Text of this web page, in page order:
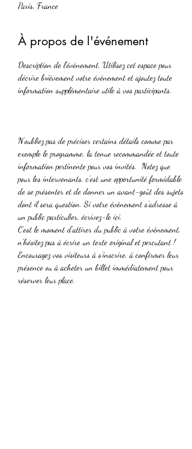
Paris, France
À propos de l'événement
Description de l'évènement. Utilisez cet espace pour
décrire brièvement votre évènement et ajoutez toute
information supplémentaire utile à vos participants.
N'oubliez pas de préciser certains détails comme par
exemple le programme, la tenue recommandée et toute
information pertinente pour vos invités.  Notez que
pour les intervenants, c'est une opportunité formidable
de se présenter et de donner un avant-goût des sujets
dont il sera question. Si votre évènement s'adresse à
un public particulier, écrivez-le ici.
C'est le moment d'attirer du public à votre évènement,
n'hésitez pas à écrire un texte original et percutant !
Encouragez vos visiteurs à s'inscrire, à confirmer leur
présence ou à acheter un billet immédiatement pour
réserver leur place.